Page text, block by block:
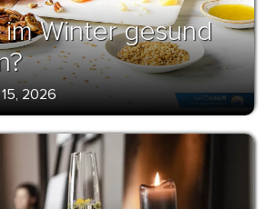
im Winter gesund
2026